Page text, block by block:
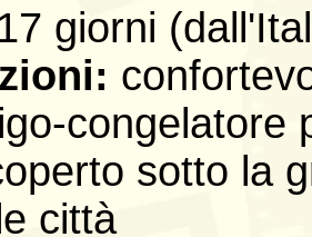
giorni
congelatore
sotto la
città